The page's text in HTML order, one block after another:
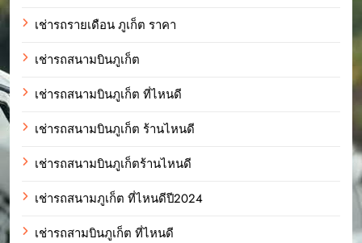
เช่ารถรายเดือน ภูเก็ต ราคา
เช่ารถสนามบินภูเก็ต
เช่ารถสนามบินภูเก็ต ที่ไหนดี
เช่ารถสนามบินภูเก็ต ร้านไหนดี
เช่ารถสนามบินภูเก็ตร้านไหนดี
เช่ารถสนามภูเก็ต ที่ไหนดีปี2024
เช่ารถสามบินภูเก็ต ที่ไหนดี